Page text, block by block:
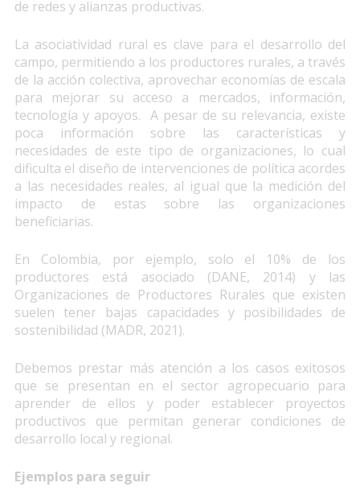
de redes y alianzas productivas.
La asociatividad rural es clave para el desarrollo del
campo, permitiendo a los productores rurales, a través
de la acción colectiva, aprovechar economías de escala
para mejorar su acceso a mercados, información,
tecnología y apoyos. A pesar de su relevancia, existe
poca información sobre las características y
necesidades de este tipo de organizaciones, lo cual
dificulta el diseño de intervenciones de política acordes
a las necesidades reales, al igual que la medición del
impacto de estas sobre las organizaciones
beneficiarias.
En Colombia, por ejemplo, solo el 10% de los
productores está asociado (DANE, 2014) y las
Organizaciones de Productores Rurales que existen
suelen tener bajas capacidades y posibilidades de
sostenibilidad (MADR, 2021).
Debemos prestar más atención a los casos exitosos
que se presentan en el sector agropecuario para
aprender de ellos y poder establecer proyectos
productivos que permitan generar condiciones de
desarrollo local y regional.
Ejemplos para seguir